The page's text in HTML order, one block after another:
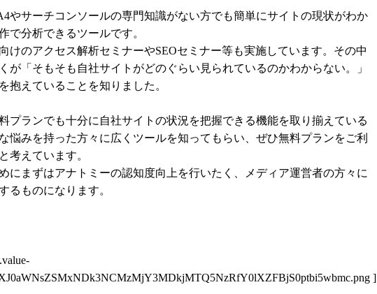
やサーチコンソールの専門知識がない方でも簡単にサイトの現状がわか
で分析できるツールです。
けのアクセス解析セミナーやSEOセミナー等も実施しています。その中
が「そもそも自社サイトがどのぐらい見られているのかわからない。」
抱えていることを知りました。
プランでも十分に自社サイトの状況を把握できる機能を取り揃えている
悩みを持った方々に広くツールを知ってもらい、ぜひ無料プランをご利
考えています。
にまずはアナトミーの認知度向上を行いたく、メディア運営者の方々に
るものになります。
]